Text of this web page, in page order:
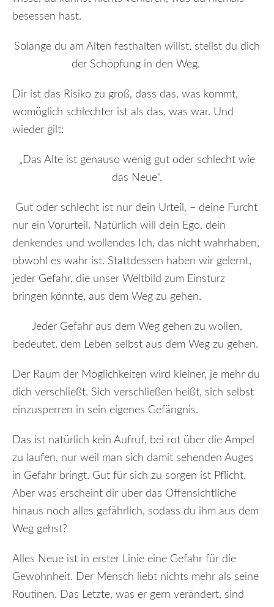
besessen hast.
Solange du am Alten festhalten willst, stellst du dich
der Schöpfung in den Weg.
Dir ist das Risiko zu groß, dass das, was kommt,
womöglich schlechter ist als das, was war. Und
wieder gilt:
„Das Alte ist genauso wenig gut oder schlecht wie
das Neue“.
Gut oder schlecht ist nur dein Urteil, – deine Furcht
nur ein Vorurteil. Natürlich will dein Ego, dein
denkendes und wollendes Ich, das nicht wahrhaben,
obwohl es wahr ist. Stattdessen haben wir gelernt,
jeder Gefahr, die unser Weltbild zum Einsturz
bringen könnte, aus dem Weg zu gehen.
Jeder Gefahr aus dem Weg gehen zu wollen,
bedeutet, dem Leben selbst aus dem Weg zu gehen.
Der Raum der Möglichkeiten wird kleiner, je mehr du
dich verschließt. Sich verschließen heißt, sich selbst
einzusperren in sein eigenes Gefängnis.
Das ist natürlich kein Aufruf, bei rot über die Ampel
zu laufen, nur weil man sich damit sehenden Auges
in Gefahr bringt. Gut für sich zu sorgen ist Pflicht.
Aber was erscheint dir über das Offensichtliche
hinaus noch alles gefährlich, sodass du ihm aus dem
Weg gehst?
Alles Neue ist in erster Linie eine Gefahr für die
Gewohnheit. Der Mensch liebt nichts mehr als seine
Routinen. Das Letzte, was er gern verändert, sind